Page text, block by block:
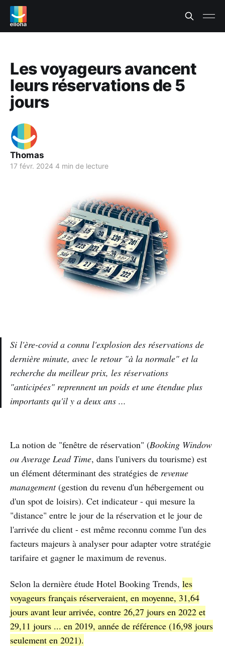
Les voyageurs avancent
leurs réservations de 5
jours
Thomas
17 févr. 2024 4 min de lecture
Si l'ère-covid a connu l'explosion des réservations de
dernière minute, avec le retour "à la normale" et la
recherche du meilleur prix, les réservations
"anticipées" reprennent un poids et une étendue plus
importants qu'il y a deux ans ...
La notion de "fenêtre de réservation" (Booking Window
ou Average Lead Time, dans l'univers du tourisme) est
un élément déterminant des stratégies de revenue
management(gestion du revenu d'un hébergement ou
d'un spot de loisirs). Cet indicateur - qui mesure la
"distance" entre le jour de la réservation et le jour de
l'arrivée du client - est même reconnu comme l'un des
facteurs majeurs à analyser pour adapter votre stratégie
tarifaire et gagner le maximum de revenus.
Selon la dernière étude Hotel Booking Trends, les
voyageurs français réserveraient, en moyenne, 31,64
jours avant leur arrivée, contre 26,27 jours en 2022 et
29,11 jours ... en 2019, année de référence (16,98 jours
seulement en 2021).